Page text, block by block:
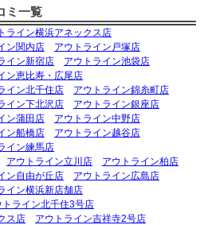
ミ一覧
ライン横浜アネックス店
ン関内店
アウトライン戸塚店
イン新宿店
アウトライン池袋店
ン恵比寿・広尾店
イン北千住店
アウトライン錦糸町店
イン下北沢店
アウトライン銀座店
ン蒲田店
アウトライン中野店
ン船橋店
アウトライン越谷店
イン練馬店
アウトライン立川店
アウトライン柏店
ン自由が丘店
アウトライン広島店
イン横浜新店舗店
トライン北千住3号店
ス店
アウトライン吉祥寺2号店